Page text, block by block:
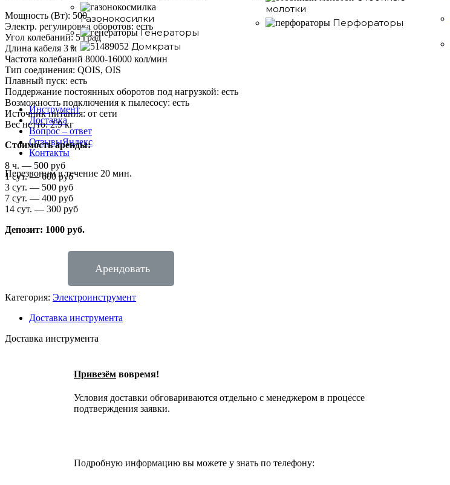
Газонокосилки
Генераторы
Домкраты
молотки
Перфораторы
Инструмент
Доставка
Вопрос – ответ
ОтзывыЯндекс
Контакты
Перезвоним в течение 20 мин.
Мощность (Вт): 500
Электр. регулировка оборотов: есть
Угол колебаний: 5 град
Длина кабеля 3 м
Частота колебаний 8000-16000 кол/мин
Тип соединения: QOIS, OIS
Плавный пуск: есть
Поддержание постоянных оборотов под нагрузкой: есть
Возможность подключения к пылесосу: есть
Источник питания: от сети
Вес нетто: 2.9 кг
Стоимость аренды:
8 ч. — 500 руб
1 сут. — 600 руб
3 сут. — 500 руб
7 сут. — 400 руб
14 сут. — 300 руб
Депозит: 1000 руб.
Арендовать
Категория: Электроинструмент
Доставка инструмента
Доставка инструмента
Привезём вовремя!
Условия доставки обговариваются отдельно с менеджером в процессе
подтверждения заявки.
Подробную информацию вы можете у знать по телефону: